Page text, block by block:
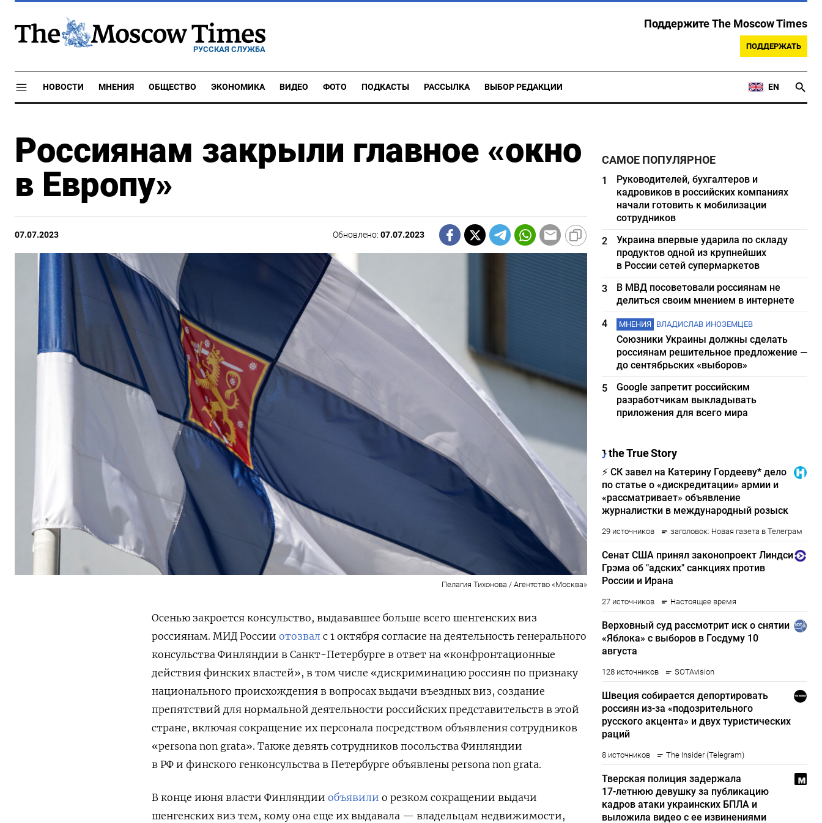
РУССКАЯ СЛУЖБА
Поддержите The Moscow Times
ПОДДЕРЖАТЬ
НОВОСТИ МНЕНИЯ ОБЩЕСТВО ЭКОНОМИКА ВИДЕО ФОТО ПОДКАСТЫ РАССЫЛКА ВЫБОР РЕДАКЦИИ EN
Россиянам закрыли главное «окно
в Европу»
07.07.2023 Обновлено:07.07.2023
Пелагия Тихонова / Агентство «Москва»
Осенью закроется консульство, выдававшее больше всего шенгенских виз
россиянам. МИД России отозвал с 1 октября согласие на деятельность генерального
консульства Финляндии в Санкт-Петербурге в ответ на «конфронтационные
действия финских властей», в том числе «дискриминацию россиян по признаку
национального происхождения в вопросах выдачи въездных виз, создание
препятствий для нормальной деятельности российских представительств в этой
стране, включая сокращение их персонала посредством объявления сотрудников
«persona non grata». Также девять сотрудников посольства Финляндии
в РФ и финского генконсульства в Петербурге объявлены persona non grata.
В конце июня власти Финляндии объявили о резком сокращении выдачи
шенгенских виз тем, кому она еще их выдавала — владельцам недвижимости,
САМОЕ ПОПУЛЯРНОЕ
1
Руководителей, бухгалтеров и
кадровиков в российских компаниях
начали готовить к мобилизации
сотрудников
2
Украина впервые ударила по складу
продуктов одной из крупнейших
в России сетей супермаркетов
3
В МВД посоветовали россиянам не
делиться своим мнением в интернете
4
МНЕНИЯ ВЛАДИСЛАВ ИНОЗЕМЦЕВ
Союзники Украины должны сделать
россиянам решительное предложение —
до сентябрьских «выборов»
5
Google запретит российским
разработчикам выкладывать
приложения для всего мира